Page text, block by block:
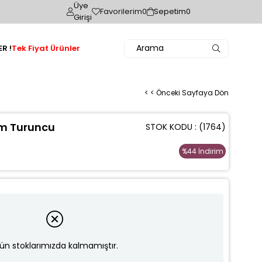
Üye
Girişi
Favorilerim0 Sepetim0
!Tek Fiyat Ürünler
< < Önceki Sayfaya Dön
Turuncu (1764)
STOK KODU
%44İndirim
stoklarımızda kalmamıştır.